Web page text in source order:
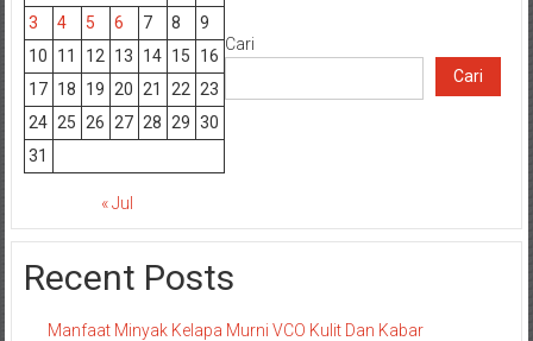
3
4 5 6 7 8
9
10
11 12 13 14 15
16
17 18 19 20 21 22
23
24 25 26 27 28 29 30
31
« Jul
Cari
Cari
Recent Posts
Manfaat Minyak Kelapa Murni VCO Kulit Dan Kabar